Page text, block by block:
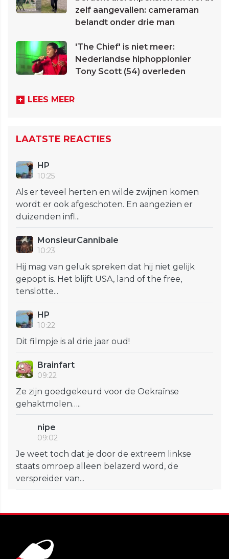
zelf aangevallen: cameraman
belandt onder drie man
'The Chief' is niet meer:
Nederlandse hiphoppionier
Tony Scott (54) overleden
LEES MEER
LAATSTE REACTIES
HP
10:25
Als er teveel herten en wilde zwijnen komen
wordt er ook afgeschoten. En aangezien er
duizenden infl...
MonsieurCannibale
10:23
Hij mag van geluk spreken dat hij niet gelijk
gepopt is. Het blijft USA, land of the free,
tenslotte...
HP
10:22
Dit filmpje is al drie jaar oud!
Brainfart
09:22
Ze zijn goedgekeurd voor de Oekraïnse
gehaktmolen…..
nipe
09:02
Je weet toch dat je door de extreem linkse
staats omroep alleen belazerd word, de
verspreider van...